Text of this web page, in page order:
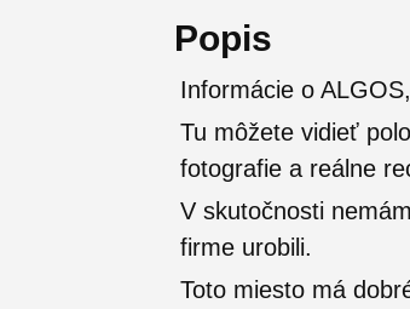
Popis
Informácie o
Tu môžete vidieť
fotografie a reálne
V skutočnosti
firme urobili.
Toto miesto má